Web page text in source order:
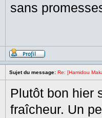
sans
Sujet du message: Re: [Hamidou
Plutôt bon hier
fraîcheur. Un